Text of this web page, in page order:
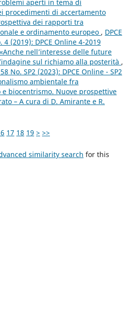
aperti in tema di
procedimenti di accertamento
dei rapporti tra
e ordinamento europeo , DPCE
4 (2019): DPCE Online 4-2019
«Anche nell’interesse delle future
sul richiamo alla posterità ,
No. SP2 (2023): DPCE Online - SP2
ambientale fra
biocentrismo. Nuove prospettive
– A cura di D. Amirante e R.
17 18 19 > >>
similarity search for this